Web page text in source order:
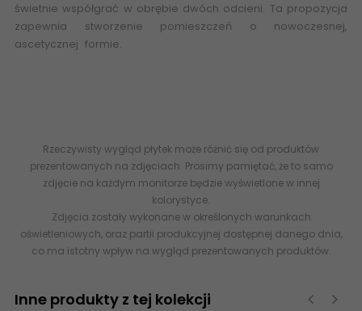
świetnie współgrać w obrębie dwóch odcieni. Ta propozycja
zapewnia stworzenie pomieszczeń o nowoczesnej,
ascetycznej formie.
Rzeczywisty wygląd płytek może różnić się od produktów
prezentowanych na zdjęciach. Prosimy pamiętać, że to samo
zdjęcie na każdym monitorze będzie wyświetlone w innej
kolorystyce.
Zdjęcia zostały wykonane w określonych warunkach
oświetleniowych, oraz partii produkcyjnej dostępnej danego dnia,
co ma istotny wpływ na wygląd prezentowanych produktów.
Inne produkty z tej kolekcji